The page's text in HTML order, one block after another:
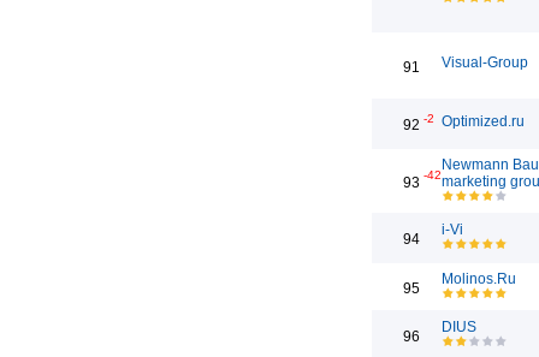
91 Visual-Group
92 -2 Optimized.ru
93 -42
Newmann
marketing
94
i-Vi
95
Molinos.Ru
96
DIUS